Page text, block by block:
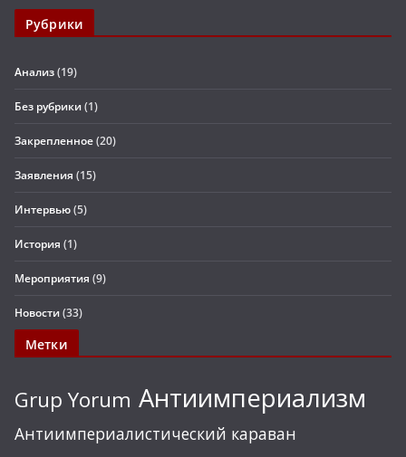
Рубрики
Анализ(19)
Без рубрики(1)
Закрепленное(20)
Заявления (15)
Интервью(5)
История (1)
Мероприятия (9)
Новости(33)
Метки
Grup Yorum Антиимпериализм
Антиимпериалистический караван